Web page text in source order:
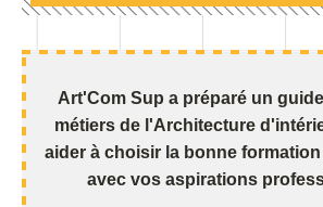
Art'Com Sup a préparé un
métiers de l'Architecture
aider à choisir la bonne
avec vos aspirations